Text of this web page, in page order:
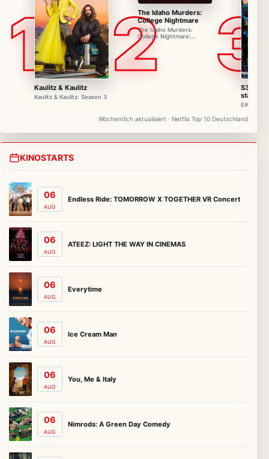
1Kaulitz & Kaulitz
Kaulitz & Kaulitz: Season 3
2The Idaho Murders:
College Nightmare
The Idaho Murders:
College Nightmare:
Season 1
3S3 -
stärker
Elite
Wöchentlich aktualisiert · Netflix Top 10 Deutschland
KINOSTARTS
06
AUG
Endless Ride: TOMORROW X TOGETHER VR Concert
06
AUG
ATEEZ: LIGHT THE WAY IN CINEMAS
06
AUG
Everytime
06
AUG
Ice Cream Man
06
AUG
You, Me & Italy
06
AUG
Nimrods: A Green Day Comedy